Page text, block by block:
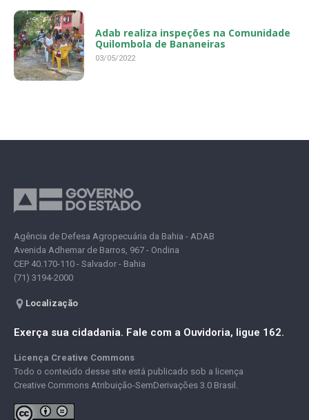
Adab realiza inspeções na Comunidade
Quilombola de Bananeiras
03/05/2022
Agência de Defesa Agropecuária da Bahia - ADAB
Avenida Adhemar de Barros, 967 - Ondina
CEP 40.170-110 - Salvador - Bahia
(71) 3194-2000
Localização
Exerça sua cidadania. Fale com a Ouvidoria, ligue 162.
Licença Creative Commons
Todo o conteúdo desse site está publicado sob a licença
Creative Commons Atribuição-SemDerivações 3.0 Brasil.